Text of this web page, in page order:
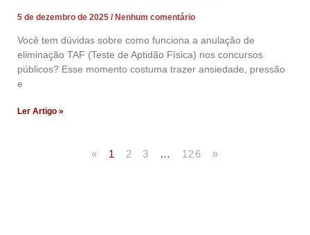
5 de dezembro de 2025 Nenhum comentário
Você tem dúvidas sobre como funciona a anulação de
eliminação TAF (Teste de Aptidão Física) nos concursos
públicos? Esse momento costuma trazer ansiedade, pressão
e
Ler Artigo »
« 1 2 3 … 126 »